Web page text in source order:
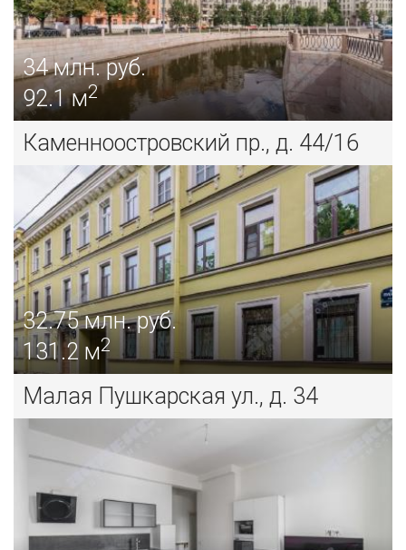
34млн. руб.
92.1 м2
Каменноостровский пр., д. 44/16
32.75млн. руб.
131.2 м2
Малая Пушкарская ул., д. 34